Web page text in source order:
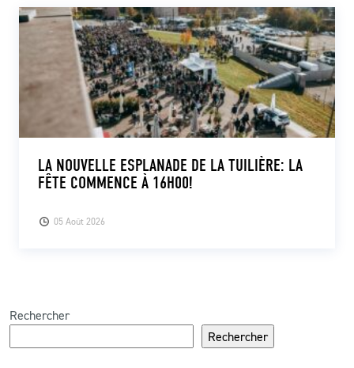
05 Août 2026
LA NOUVELLE ESPLANADE DE LA TUILIÈRE: LA
FÊTE COMMENCE À 16H00!
Rechercher
Rechercher